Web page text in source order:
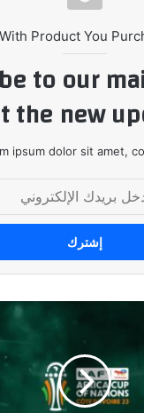
With Product You
to our
the new
ipsum dolor sit amet,